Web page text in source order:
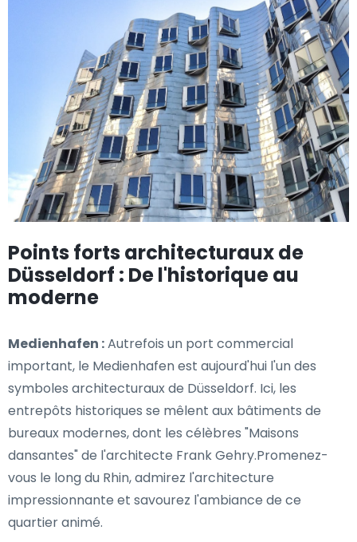
Points forts architecturaux de
Düsseldorf : De l'historique au
moderne
Medienhafen :Autrefois un port commercial
important, le Medienhafen est aujourd'hui l'un des
symboles architecturaux de Düsseldorf. Ici, les
entrepôts historiques se mêlent aux bâtiments de
bureaux modernes, dont les célèbres "Maisons
dansantes" de l'architecte Frank Gehry.Promenez-
vous le long du Rhin, admirez l'architecture
impressionnante et savourez l'ambiance de ce
quartier animé.